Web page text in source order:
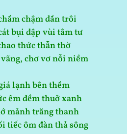
chậm dần trôi
bụi dập vùi tâm tư
thức thẫn thờ
chơ vơ nỗi niềm
lạnh bên thềm
êm đềm thuở xanh
mảnh trăng thanh
tiếc ôm đàn thả sông